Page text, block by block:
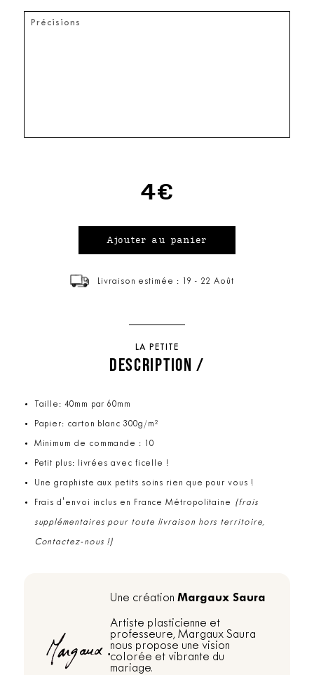
4€
Livraison estimée : 19 - 22 Août
LA PETITE
DESCRIPTION /
Taille: 40mm par 60mm
Papier: carton blanc 300g/m²
Minimum de commande : 10
Petit plus: livrées avec ficelle !
Une graphiste aux petits soins rien que pour vous !
Frais d'envoi inclus en France Métropolitaine (frais
supplémentaires pour toute livraison hors territoire,
Contactez-nous !)
Une création Margaux Saura
Artiste plasticienne et
professeure, Margaux Saura
nous propose une vision
colorée et vibrante du
mariage.